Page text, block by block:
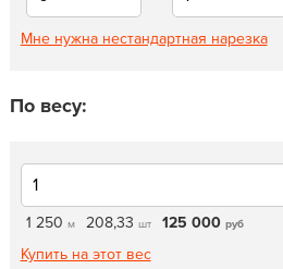
Мне нужна нестандартная нарезка
По весу:
1 250 м 208,33 шт 125 000 руб
Купить на этот вес